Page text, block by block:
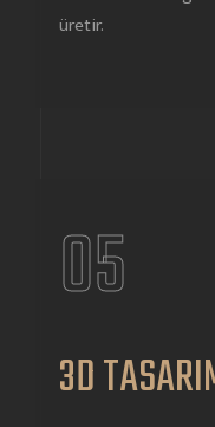
üretir.
05
3D